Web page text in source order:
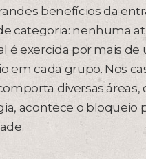
benefícios da
categoria: nenhuma
é exercida por mais de
em cada grupo. Nos
diversas áreas,
acontece o bloqueio